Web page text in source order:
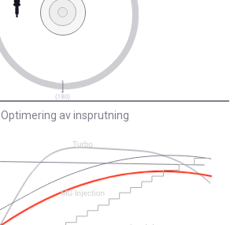
Optimering av insprutning